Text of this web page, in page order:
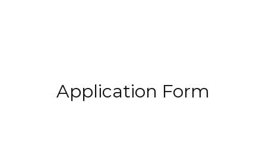
Application Form